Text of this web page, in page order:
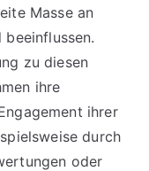
Masse an
beeinflussen.
zu diesen
ihre
ihrer
durch
oder